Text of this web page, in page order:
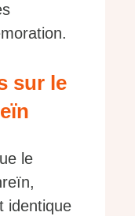
sur le
le
identique